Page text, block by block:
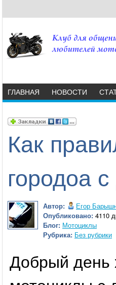
ГЛАВНАЯ НОВОСТИ
Как
городоа
Автор:
Егор
Опубликовано: 4110
Блог: Мотоциклы
Рубрика: Без рубрики
Добрый день